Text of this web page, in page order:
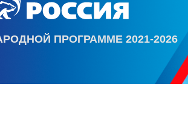
ПРОГРАММЕ 2021-2026